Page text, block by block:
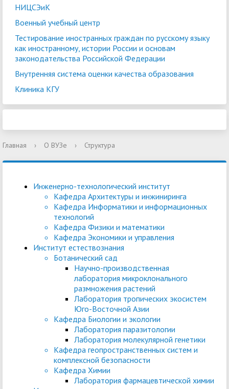
НИЦСЭиК
Военный учебный центр
Тестирование иностранных граждан по русскому языку
как иностранному, истории России и основам
законодательства Российской Федерации
Внутренняя система оценки качества образования
Клиника КГУ
Главная › О ВУЗе › Структура
Инженерно-технологический институт
Кафедра Архитектуры и инжиниринга
Кафедра Информатики и информационных
технологий
Кафедра Физики и математики
Кафедра Экономики и управления
Институт естествознания
Ботанический сад
Научно-производственная
лаборатория микроклонального
размножения растений
Лаборатория тропических экосистем
Юго-Восточной Азии
Кафедра Биологии и экологии
Лаборатория паразитологии
Лаборатория молекулярной генетики
Кафедра геопространственных систем и
комплексной безопасности
Кафедра Химии
Лаборатория фармацевтической химии